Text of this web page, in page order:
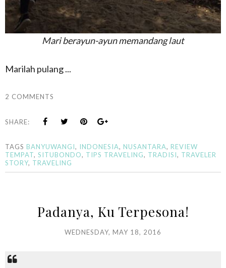
Mari berayun-ayun memandang laut
Marilah pulang ...
2 COMMENTS
SHARE:
TAGS BANYUWANGI, INDONESIA, NUSANTARA, REVIEW
TEMPAT, SITUBONDO, TIPS TRAVELING, TRADISI, TRAVELER
STORY, TRAVELING
Padanya, Ku Terpesona!
WEDNESDAY, MAY 18, 2016